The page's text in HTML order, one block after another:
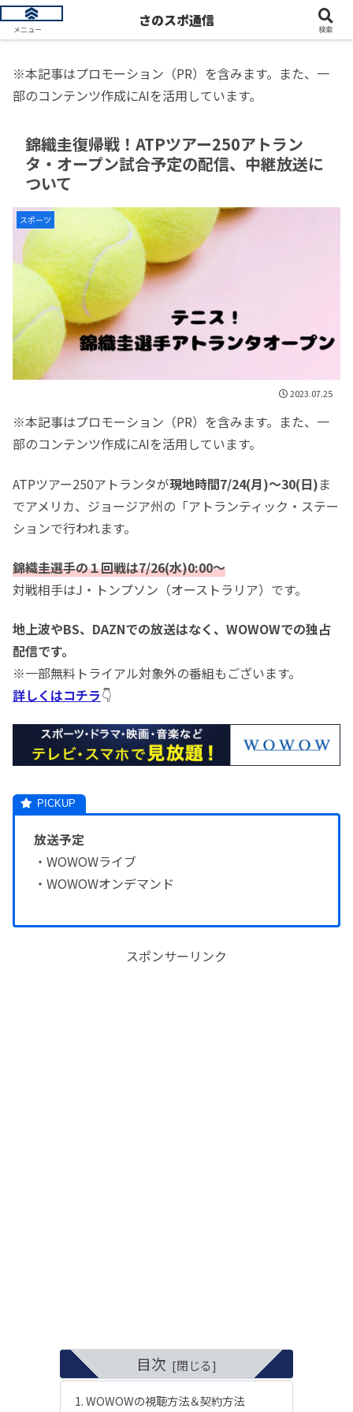
トレンド情報を発信します
※本記事はプロモーション（PR）を含みます。また、一
部のコンテンツ作成にAIを活用しています。
錦織圭復帰戦！ATPツアー250アトラン
タ・オープン試合予定の配信、中継放送に
ついて
スポーツ
2023.07.25
※本記事はプロモーション（PR）を含みます。また、一
部のコンテンツ作成にAIを活用しています。
ATPツアー250アトランタが現地時間7/24(月)～30(日)ま
でアメリカ、ジョージア州の「アトランティック・ステー
ションで行われます。
錦織圭選手の１回戦は7/26(水)0:00～
対戦相手はJ・トンプソン（オーストラリア）です。
地上波やBS、DAZNでの放送はなく、WOWOWでの独占
配信です。
※一部無料トライアル対象外の番組もございます。
詳しくはコチラ👇
放送予定
・WOWOWライブ
・WOWOWオンデマンド
スポンサーリンク
目次
WOWOWの視聴方法＆契約方法
メニュー
さのスポ通信
検索